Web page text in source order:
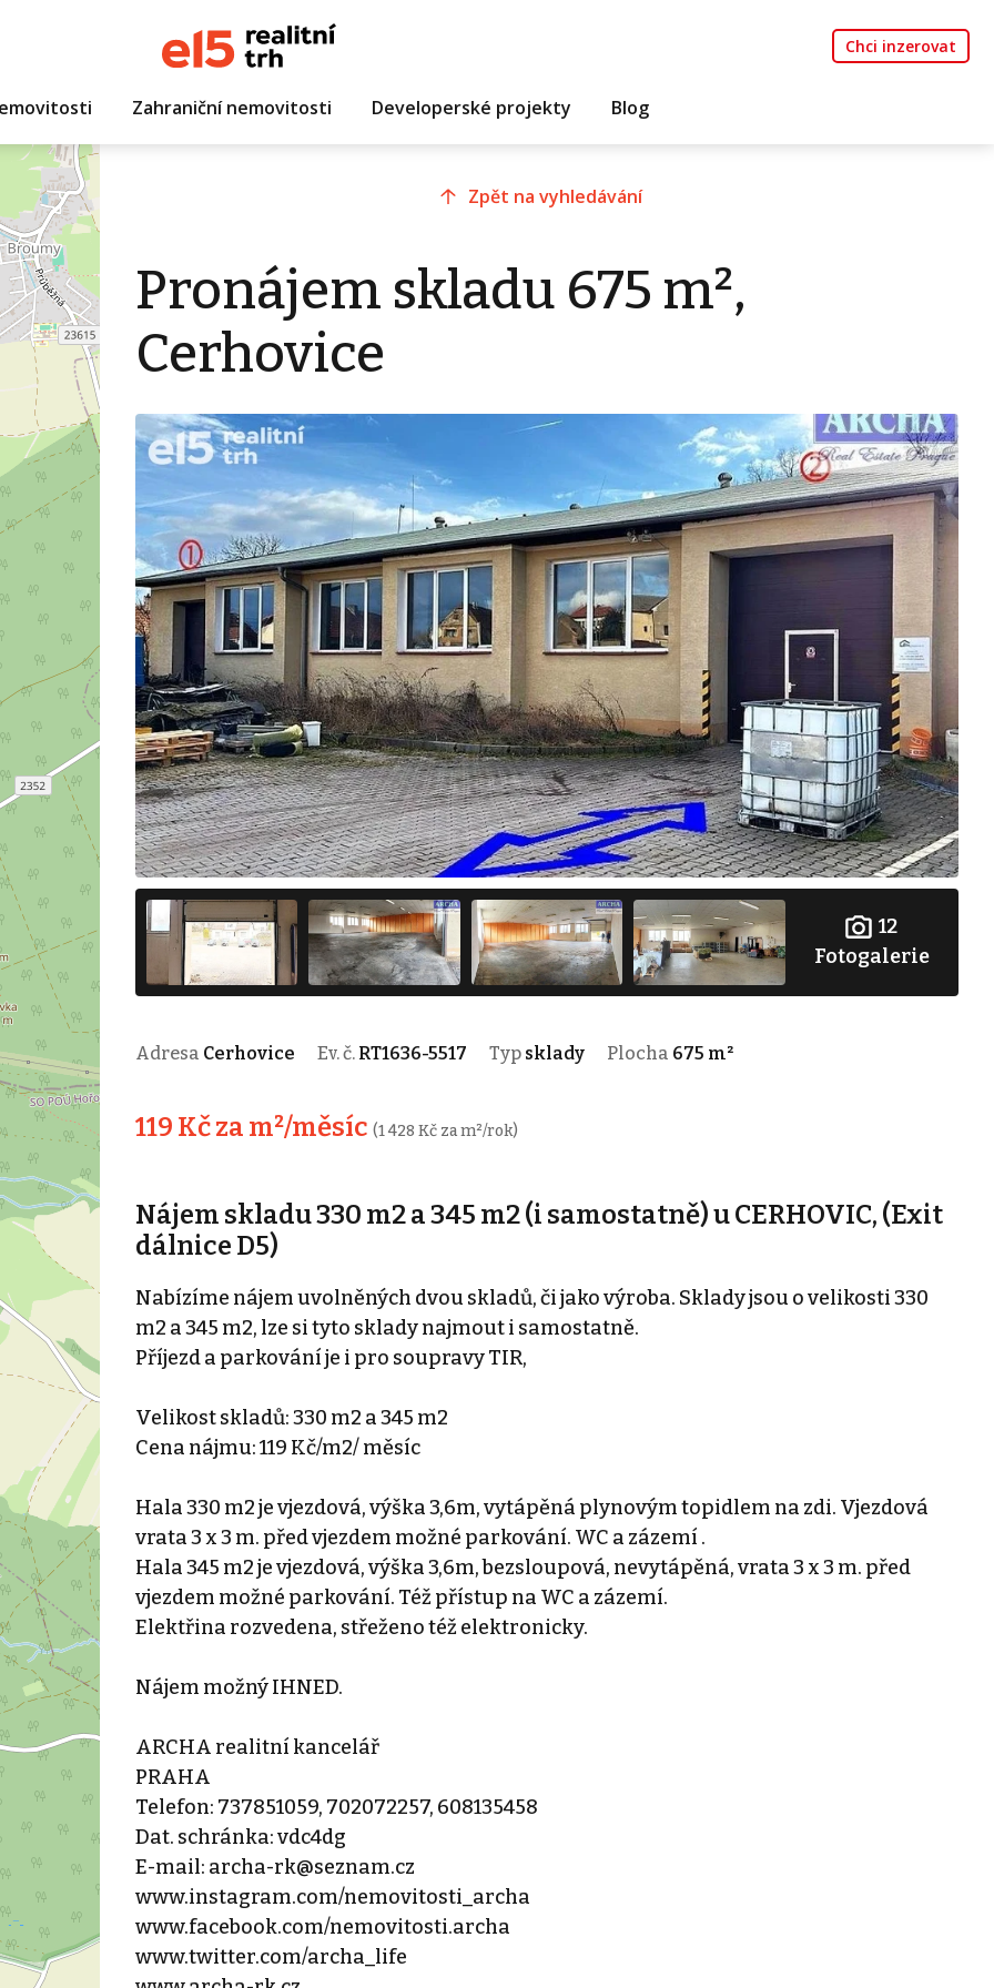
Chci inzerovat
Zahraniční nemovitosti Developerské projekty Blog
Zpět na vyhledávání
Pronájem skladu 675 m²,
Cerhovice
12
Fotogalerie
Adresa Cerhovice Ev. č. RT1636-5517 Typ sklady Plocha 675 m²
119 Kč za m²/měsíc (1 428 Kč za m²/rok)
Nájem skladu 330 m2 a 345 m2 (i samostatně) u CERHOVIC, (Exit
dálnice D5)
Nabízíme nájem uvolněných dvou skladů, či jako výroba. Sklady jsou o velikosti 330
m2 a 345 m2, lze si tyto sklady najmout i samostatně.
Příjezd a parkování je i pro soupravy TIR,
Velikost skladů: 330 m2 a 345 m2
Cena nájmu: 119 Kč/m2/ měsíc
Hala 330 m2 je vjezdová, výška 3,6m, vytápěná plynovým topidlem na zdi. Vjezdová
vrata 3 x 3 m. před vjezdem možné parkování. WC a zázemí .
Hala 345 m2 je vjezdová, výška 3,6m, bezsloupová, nevytápěná, vrata 3 x 3 m. před
vjezdem možné parkování. Též přístup na WC a zázemí.
Elektřina rozvedena, střeženo též elektronicky.
Nájem možný IHNED.
ARCHA realitní kancelář
PRAHA
Telefon: 737851059, 702072257, 608135458
Dat. schránka: vdc4dg
E-mail: archa-rk@seznam.cz
www.instagram.com/nemovitosti_archa
www.facebook.com/nemovitosti.archa
www.twitter.com/archa_life